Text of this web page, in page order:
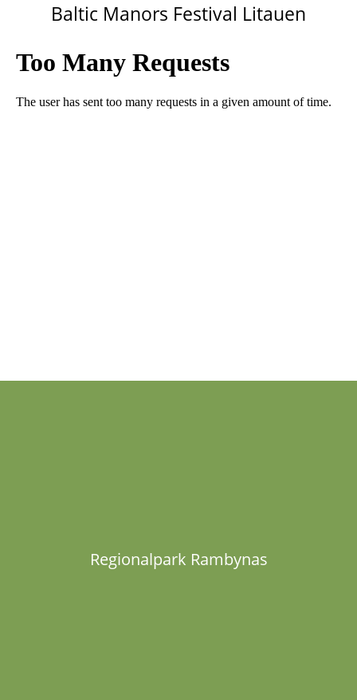
Baltic Manors Festival Litauen
Regionalpark Rambynas